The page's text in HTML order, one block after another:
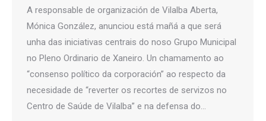
A responsable de organización de Vilalba Aberta,
Mónica González, anunciou está mañá a que será
unha das iniciativas centrais do noso Grupo Municipal
no Pleno Ordinario de Xaneiro. Un chamamento ao
“consenso político da corporación” ao respecto da
necesidade de “reverter os recortes de servizos no
Centro de Saúde de Vilalba” e na defensa do…